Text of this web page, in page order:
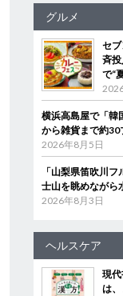
グルメ
セ
斉
で“
横浜高島屋で「
から雑貨まで約30
2026年8月5日
「山梨県笛吹川
士山を眺めながら
2026年8月3日
ヘルスケア
現
は